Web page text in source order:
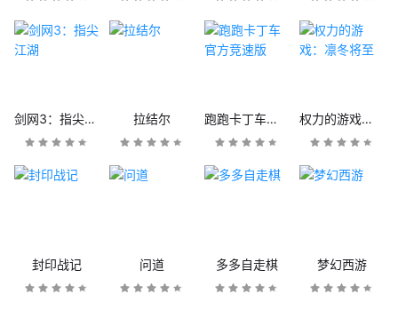
剑网3：指尖江湖 拉结尔 跑跑卡丁车官方竞速版 权力的游戏：凛冬将至
封印战记 问道 多多自走棋 梦幻西游